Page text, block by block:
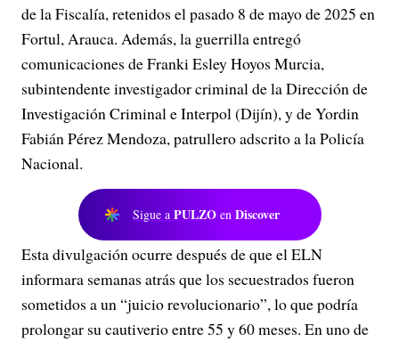
de la Fiscalía, retenidos el pasado 8 de mayo de 2025 en
Fortul, Arauca. Además, la guerrilla entregó
comunicaciones de Franki Esley Hoyos Murcia,
subintendente investigador criminal de la Dirección de
Investigación Criminal e Interpol (Dijín), y de Yordin
Fabián Pérez Mendoza, patrullero adscrito a la Policía
Nacional.
Sigue a PULZO en Discover
Esta divulgación ocurre después de que el ELN
informara semanas atrás que los secuestrados fueron
sometidos a un “juicio revolucionario”, lo que podría
prolongar su cautiverio entre 55 y 60 meses. En uno de